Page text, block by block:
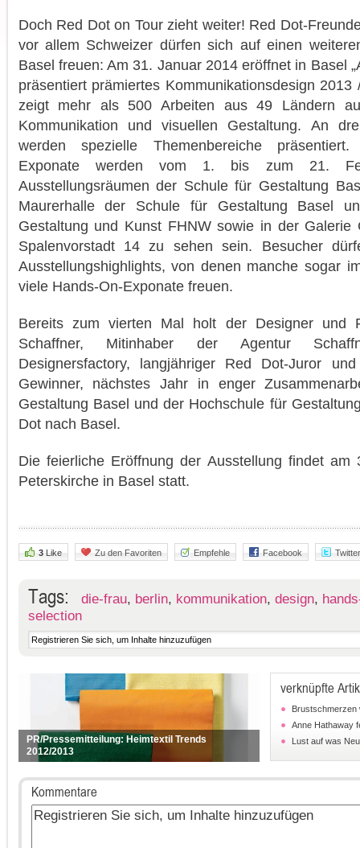
Doch Red Dot on Tour zieht weiter! Red Dot-
vor allem Schweizer dürfen sich auf einen
Basel freuen: Am 31. Januar 2014 eröffnet in Basel
präsentiert prämiertes Kommunikationsdesign 2013
zeigt mehr als 500 Arbeiten aus 49 Ländern
Kommunikation und visuellen Gestaltung. An
werden spezielle Themenbereiche
Exponate werden vom 1. bis zum 21.
Ausstellungsräumen der Schule für Gestaltung
Maurerhalle der Schule für Gestaltung Basel
Gestaltung und Kunst FHNW sowie in der
Spalenvorstadt 14 zu sehen sein. Besucher
Ausstellungshighlights, von denen manche sogar
viele Hands-On-Exponate freuen.
Bereits zum vierten Mal holt der Designer und
Schaffner, Mitinhaber der Agentur
Designersfactory, langjähriger Red Dot-Juror
Gewinner, nächstes Jahr in enger
Gestaltung Basel und der Hochschule für
Dot nach Basel.
Die feierliche Eröffnung der Ausstellung findet
Peterskirche in Basel statt.
3Like Zu den Favoriten Empfehle Facebook Twitter
Tags: die-frau, berlin, kommunikation, design,
selection
PR/Pressemitteilung: Heimtextil Trends
2012/2013
verknüpfte
Brustschmerzen
Anne Hathaway
Lust auf was
Kommentare